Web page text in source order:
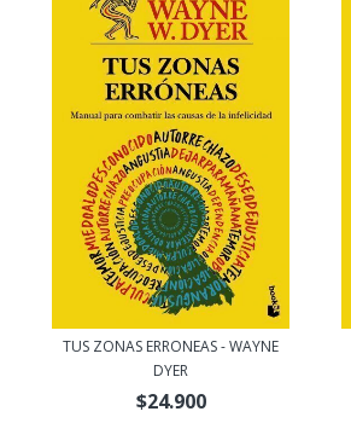
TUS ZONAS ERRONEAS - WAYNE
DYER
$24.900